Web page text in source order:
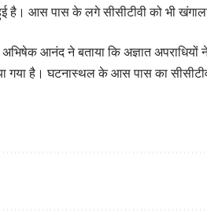
है। आस पास के लगे सीसीटीवी को भी
अभिषेक आनंद ने बताया कि अज्ञात
गया है। घटनास्थल के आस पास का